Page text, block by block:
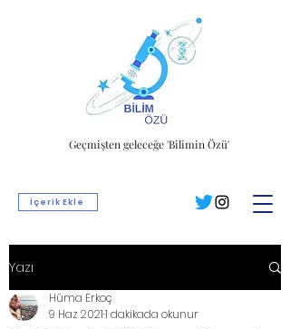
İçerik Ekle
Geçmişten geleceğe 'Bilimin Özü'
Yazı
Hüma Erkoç
9 Haz 20211 dakikada okunur